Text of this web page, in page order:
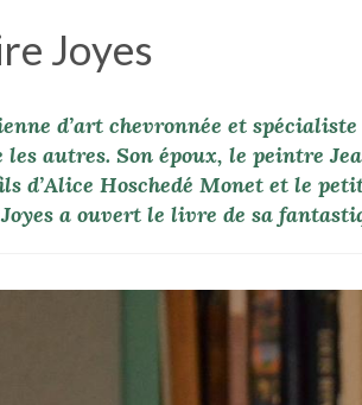
Joyes
d’art chevronnée et
les autres. Son époux, le peintre
d’Alice Hoschedé Monet et le
a ouvert le livre de sa